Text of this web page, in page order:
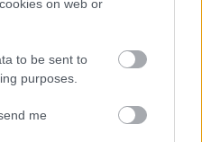
on web or
to be sent to
purposes.
me